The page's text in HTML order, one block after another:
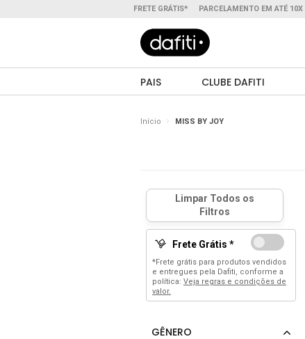
FRETE GRÁTIS* PARCELAMENTO EM ATÉ 10X
PAIS CLUBE DAFITI
Início MISS BY JOY
Frete Grátis *
*Frete grátis para produtos vendidos
e entregues pela Dafiti, conforme a
política: Veja regras e condições de
valor.